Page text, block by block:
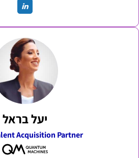
יעל בראל
Acquisition Partner